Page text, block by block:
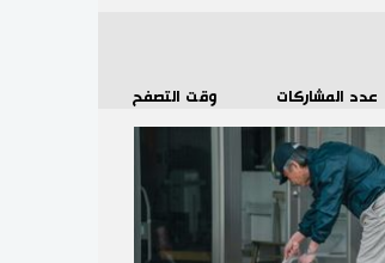
عدد المشاركات وقت التصفح